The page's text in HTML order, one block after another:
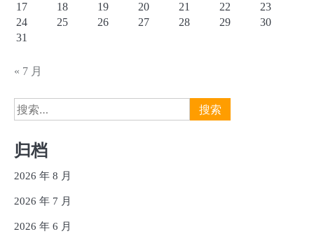
17
18 19 20 21 22
23
24
25 26 27 28 29
30
31
« 7 月
搜
索：
归档
2026 年 8 月
2026 年 7 月
2026 年 6 月